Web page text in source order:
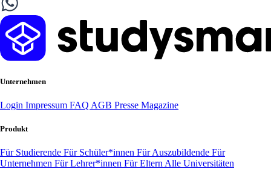
Unternehmen
Login Impressum FAQ AGB Presse Magazine
Produkt
Für Studierende Für Schüler*innen Für Auszubildende Für
Unternehmen Für Lehrer*innen Für Eltern Alle Universitäten